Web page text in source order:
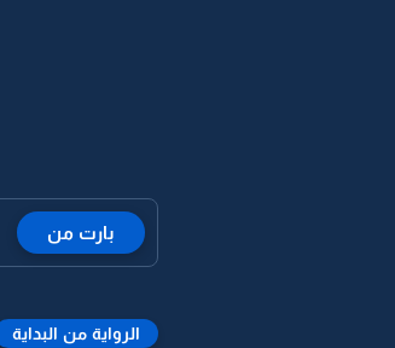
بارت من
الرواية من البداية